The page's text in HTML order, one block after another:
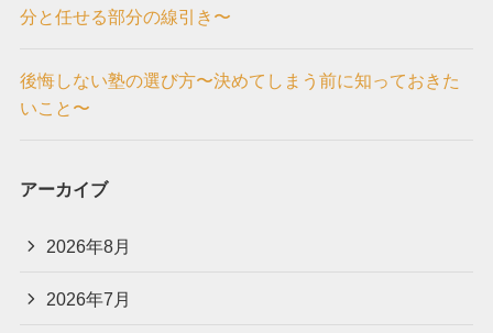
分と任せる部分の線引き〜
後悔しない塾の選び方〜決めてしまう前に知っておきた
いこと〜
アーカイブ
2026年8月
2026年7月